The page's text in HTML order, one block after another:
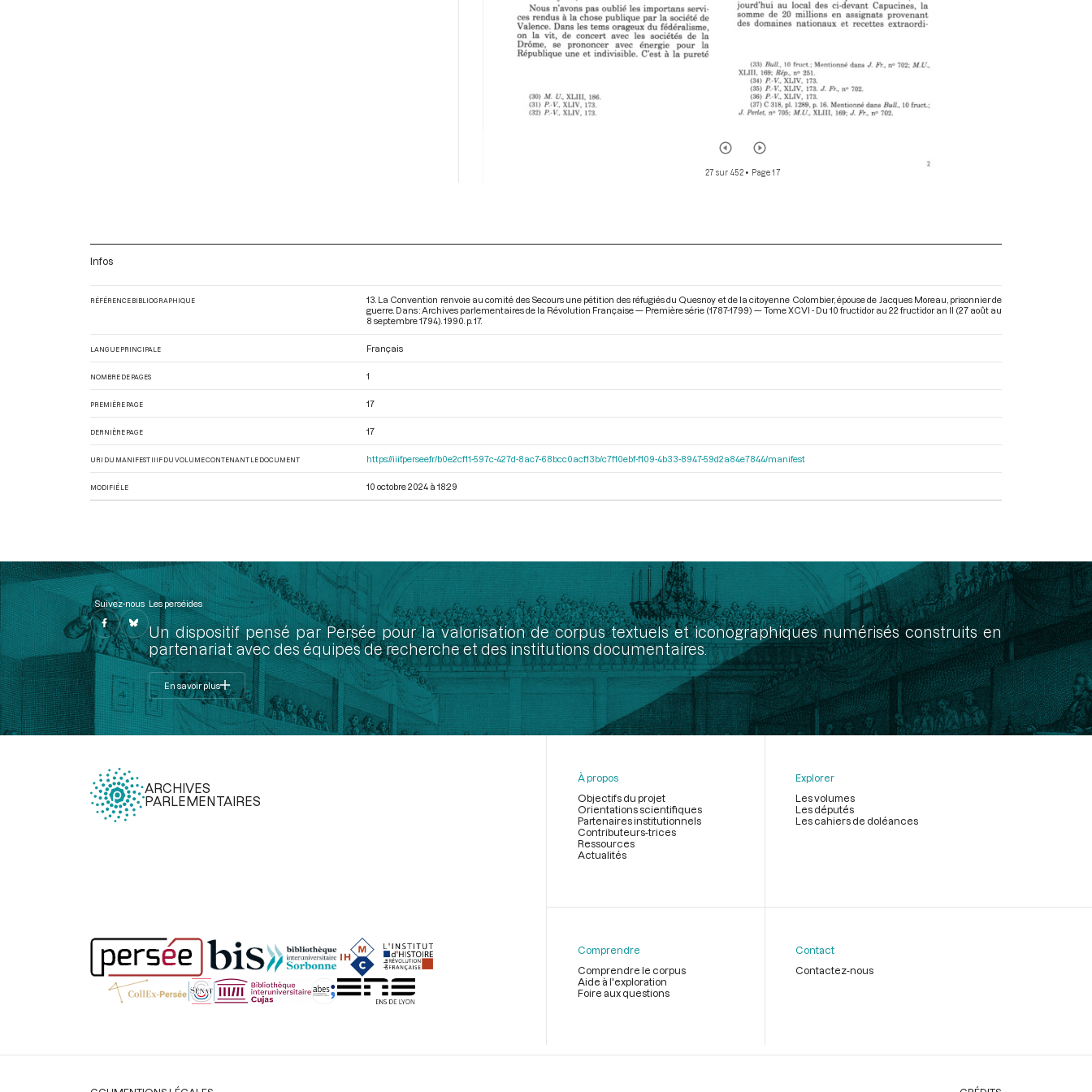
27 sur 452• Page 17
Infos
RÉFÉRENCE BIBLIOGRAPHIQUE
13. La Convention renvoie au comité des Secours une pétition des réfugiés du Quesnoy et de la citoyenne Colombier, épouse de Jacques Moreau, prisonnier de
guerre. Dans : Archives parlementaires de la Révolution Française — Première série (1787-1799) — Tome XCVI - Du 10 fructidor au 22 fructidor an II (27 août au
8 septembre 1794) . 1990. p. 17.
LANGUE PRINCIPALE Français
NOMBRE DE PAGES 1
PREMIÈRE PAGE 17
DERNIÈRE PAGE 17
URI DU MANIFEST IIIF DU VOLUME CONTENANT LE DOCUMENT https://iiif.persee.fr/b0e2cf11-597c-427d-8ac7-68bcc0acf13b/c7f10ebf-f109-4b33-8947-59d2a84e7844/manifest
MODIFIÉ LE 10 octobre 2024 à 18:29
Suivez-nous Les perséides
Un dispositif pensé par Persée pour la valorisation de corpus textuels et iconographiques numérisés construits en
partenariat avec des équipes de recherche et des institutions documentaires.
En savoir plus
ARCHIVES
PARLEMENTAIRES
page
À propos
Objectifs du projet
Orientations scientifiques
Partenaires institutionnels
Contributeurs-trices
Ressources
Actualités
Explorer
Les volumes
Les députés
Les cahiers de doléances
Comprendre
Comprendre le corpus
Aide à l'exploration
Foire aux questions
Contact
Contactez-nous
Légal